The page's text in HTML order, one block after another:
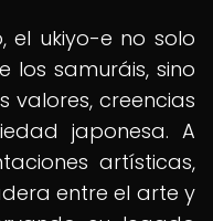
el ukiyo-e no solo
samuráis, sino
valores, creencias
japonesa. A
artísticas,
entre el arte y